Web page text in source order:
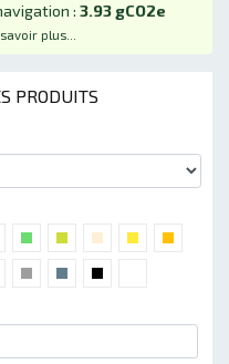
: 3.93 gCO2e
plus...
PRODUITS